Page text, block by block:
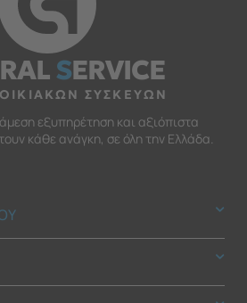
SERVICE
ΟΙΚΙΑΚΩΝ ΣΥΣΚΕΥΩΝ
εξυπηρέτηση και αξιόπιστα
κάθε ανάγκη, σε όλη την Ελλάδα.